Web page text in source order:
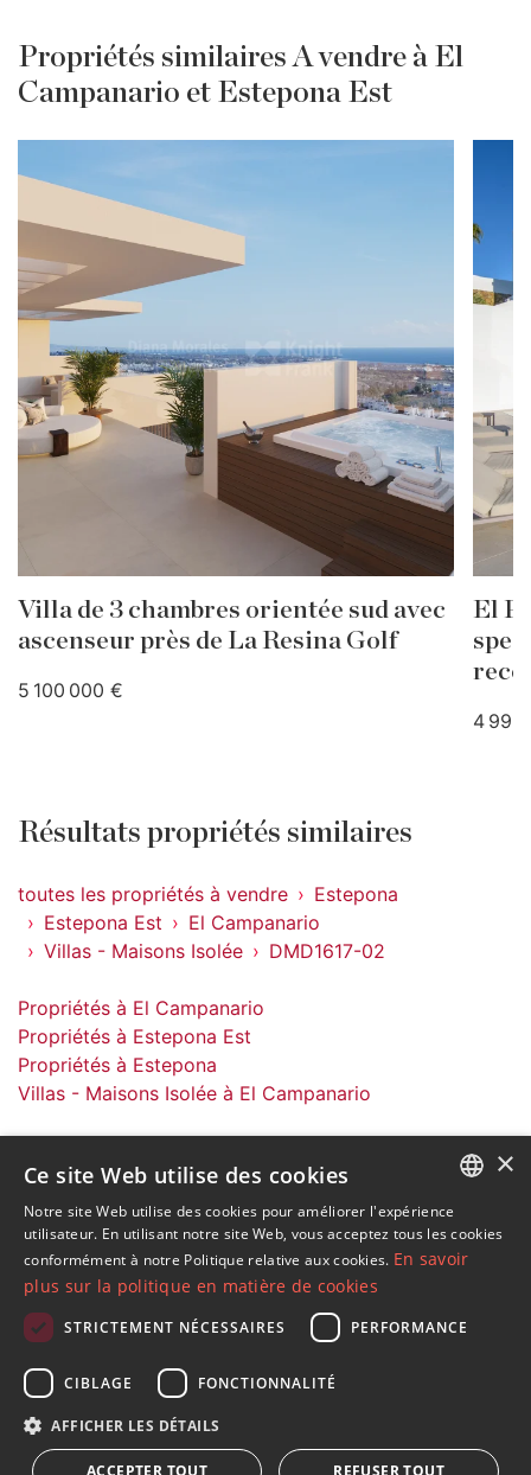
Propriétés similaires A vendre à El
Campanario et Estepona Est
Villa de 3 chambres orientée sud avec
ascenseur près de La Resina Golf
5 100 000 €
El
4 995
Résultats propriétés similaires
toutes les propriétés à vendre
Estepona
Estepona Est
El Campanario
Villas - Maisons Isolée
DMD1617-02
Propriétés à El Campanario
Propriétés à Estepona Est
Propriétés à Estepona
Villas - Maisons Isolée à El Campanario
S´abonner à notre lettre d'information
Recevez des informations sur l'immobilier, l'actualité et
le style de vie à Marbella
J'accepte lespolitique de confidentialité
Nous vous informons que toutes les données personnelles
ENGLISH
SPANISH
×
Ce site Web utilise des cookies
Notre site Web utilise des cookies pour améliorer l'expérience
utilisateur. En utilisant notre site Web, vous acceptez tous les cookies
conformément à notre Politique relative aux cookies. En savoir
plus sur la politique en matière de cookies
STRICTEMENT NÉCESSAIRES PERFORMANCE
CIBLAGE FONCTIONNALITÉ
AFFICHER LES DÉTAILS
ACCEPTER TOUT REFUSER TOUT